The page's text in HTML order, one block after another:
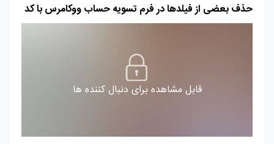
حذف بعضی از فیلدها در فرم تسویه حساب ووکامرس با کد
قابل مشاهده برای دنبال کننده ها